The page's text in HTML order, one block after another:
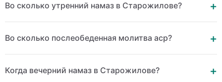
Во сколько утренний намаз в Старожилове?
Во сколько послеобеденная молитва аср?
Когда вечерний намаз в Старожилове?